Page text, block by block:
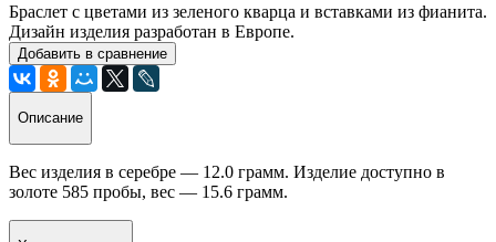
Браслет с цветами из зеленого кварца и вставками из фианита.
Дизайн изделия разработан в Европе.
Добавить в сравнение
Описание
Вес изделия в серебре — 12.0 грамм. Изделие доступно в
золоте 585 пробы, вес — 15.6 грамм.